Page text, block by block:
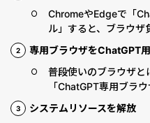
ChromeやEdgeで「
ル」すると、ブラウザ
専用ブラウザをChatGPT
普段使いのブラウザと
「ChatGPT専用ブラ
システムリソースを解放